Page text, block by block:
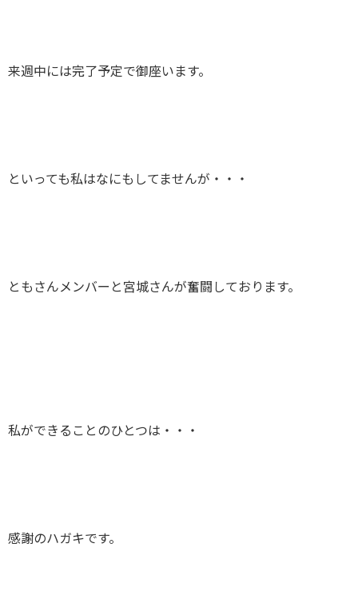
来週中には完了予定で御座います。
といっても私はなにもしてませんが・・・
ともさんメンバーと宮城さんが奮闘しております。
私ができることのひとつは・・・
感謝のハガキです。